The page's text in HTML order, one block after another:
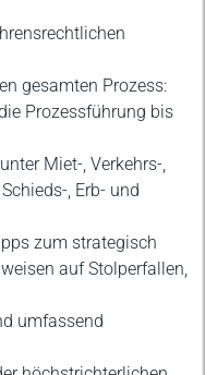
gesamten Prozess:
Prozessführung bis
Miet-, Verkehrs-,
, Erb- und
zum strategisch
auf Stolperfallen,
umfassend